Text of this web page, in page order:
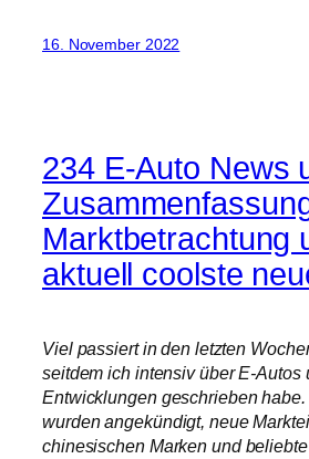
16. November 2022
234 E-Auto News
Marktbetrachtung
aktuell coolste
Viel passiert in den letzten
seitdem ich intensiv über E-Autos
Entwicklungen geschrieben
wurden angekündigt, neue
chinesischen Marken und